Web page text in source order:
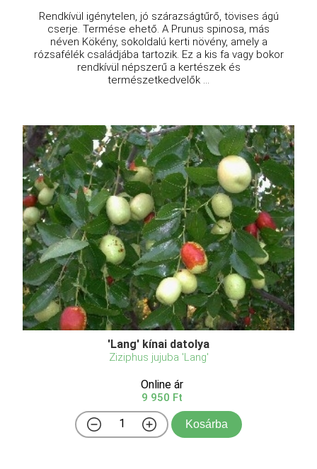
Rendkívül igénytelen, jó szárazságtűrő, tövises ágú
cserje. Termése ehető. A Prunus spinosa, más
néven Kökény, sokoldalú kerti növény, amely a
rózsafélék családjába tartozik. Ez a kis fa vagy bokor
rendkívül népszerű a kertészek és
természetkedvelők ...
'Lang' kínai datolya
Ziziphus jujuba 'Lang'
Online ár
9 950 Ft
Kosárba